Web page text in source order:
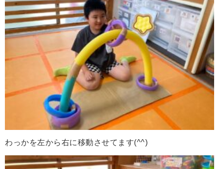
わっかを左から右に移動させてます(^^)